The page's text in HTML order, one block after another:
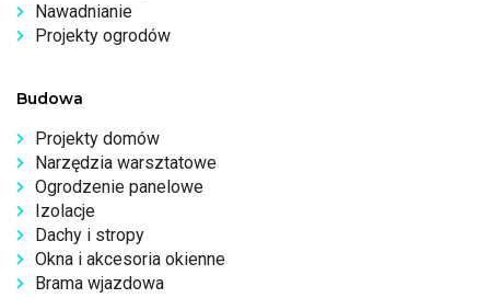
Nawadnianie
Projekty ogrodów
Budowa
Projekty domów
Narzędzia warsztatowe
Ogrodzenie panelowe
Izolacje
Dachy i stropy
Okna i akcesoria okienne
Brama wjazdowa